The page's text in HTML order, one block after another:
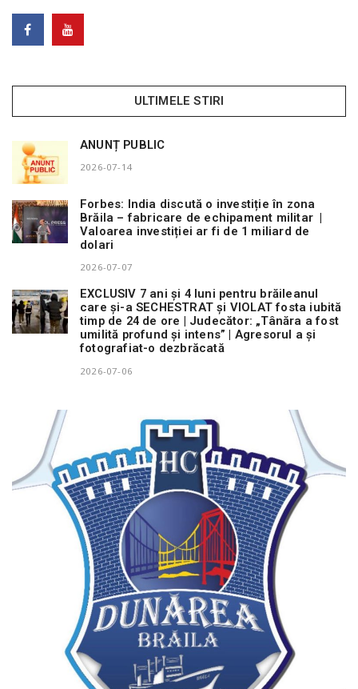
ULTIMELE STIRI
ANUNȚ PUBLIC
2026-07-14
Forbes: India discută o investiție în zona
Brăila – fabricare de echipament militar |
Valoarea investiției ar fi de 1 miliard de
dolari
2026-07-07
EXCLUSIV 7 ani și 4 luni pentru brăileanul
care și-a SECHESTRAT și VIOLAT fosta iubită
timp de 24 de ore | Judecător: „Tânăra a fost
umilită profund și intens” | Agresorul a și
fotografiat-o dezbrăcată
2026-07-06